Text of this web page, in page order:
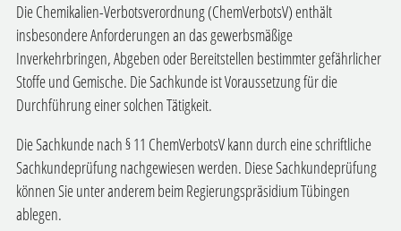
Die Chemikalien-Verbotsverordnung (ChemVerbotsV) enthält
insbesondere Anforderungen an das gewerbsmäßige
Inverkehrbringen, Abgeben oder Bereitstellen bestimmter gefährlicher
Stoffe und Gemische. Die Sachkunde ist Voraussetzung für die
Durchführung einer solchen Tätigkeit.
Die Sachkunde nach § 11 ChemVerbotsV kann durch eine schriftliche
Sachkundeprüfung nachgewiesen werden. Diese Sachkundeprüfung
können Sie unter anderem beim Regierungspräsidium Tübingen
ablegen.